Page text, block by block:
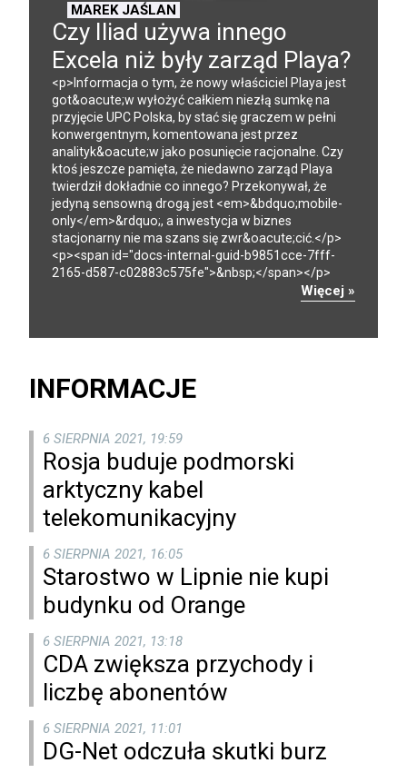
MAREK JAŚLAN
Czy Iliad używa innego
Excela niż były zarząd Playa?
<p>Informacja o tym, że nowy właściciel Playa jest
got&oacute;w wyłożyć całkiem niezłą sumkę na
przyjęcie UPC Polska, by stać się graczem w pełni
konwergentnym, komentowana jest przez
analityk&oacute;w jako posunięcie racjonalne. Czy
ktoś jeszcze pamięta, że niedawno zarząd Playa
twierdził dokładnie co innego? Przekonywał, że
jedyną sensowną drogą jest <em>&bdquo;mobile-
only</em>&rdquo;, a inwestycja w biznes
stacjonarny nie ma szans się zwr&oacute;cić.</p>
<p><span id="docs-internal-guid-b9851cce-7fff-
2165-d587-c02883c575fe">&nbsp;</span></p>
Więcej »
INFORMACJE
6 SIERPNIA 2021, 19:59
Rosja buduje podmorski
arktyczny kabel
telekomunikacyjny
6 SIERPNIA 2021, 16:05
Starostwo w Lipnie nie kupi
budynku od Orange
6 SIERPNIA 2021, 13:18
CDA zwiększa przychody i
liczbę abonentów
6 SIERPNIA 2021, 11:01
DG-Net odczuła skutki burz